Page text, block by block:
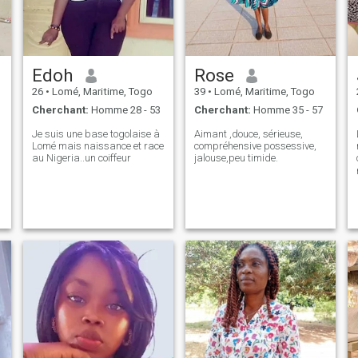
Edoh
26 • Lomé, Maritime, Togo
Cherchant: Homme 28 - 53
Je suis une base togolaise à
Lomé mais naissance et race
au Nigeria..un coiffeur
Rose
39 • Lomé, Maritime, Togo
Cherchant: Homme 35 - 57
Aimant ,douce, sérieuse,
compréhensive possessive,
jalouse,peu timide.